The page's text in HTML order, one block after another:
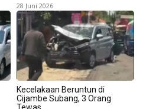
28 Juni 2026
Kecelakaan Beruntun di
Cijambe Subang, 3 Orang